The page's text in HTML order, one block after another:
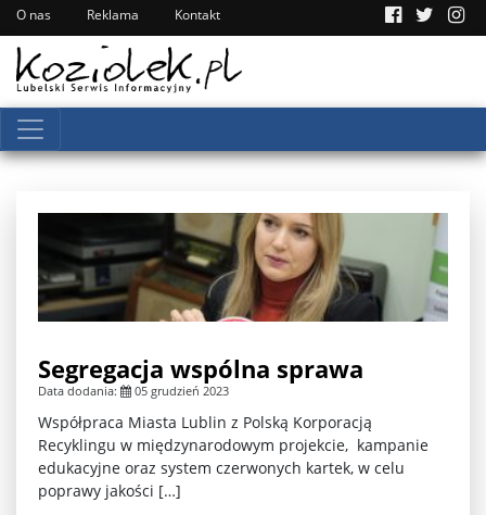
O nas Reklama Kontakt
Segregacja wspólna sprawa
Data dodania: 05 grudzień 2023
Współpraca Miasta Lublin z Polską Korporacją
Recyklingu w międzynarodowym projekcie, kampanie
edukacyjne oraz system czerwonych kartek, w celu
poprawy jakości […]